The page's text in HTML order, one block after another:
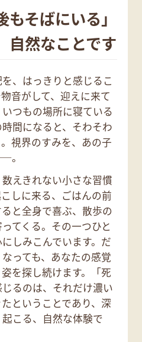
もそばにいる」
自然なことです
、はっきりと感じるこ
音がして、迎えに来て
つもの場所に寝ている
間になると、そわそわ
視界のすみを、あの子
。
えきれない小さな習慣
しに来る、ごはんの前
と全身で喜ぶ、散歩の
てくる。その一つひと
しみこんでいます。だ
っても、あなたの感覚
を探し続けます。「死
るのは、それだけ濃い
ということであり、深
こる、自然な体験で